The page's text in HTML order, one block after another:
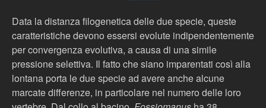
Data la distanza filogenetica delle due specie, queste
caratteristiche devono essersi evolute indipendentemente
per convergenza evolutiva, a causa di una simile
pressione selettiva. Il fatto che siano imparentati così alla
lontana porta le due specie ad avere anche alcune
marcate differenze, in particolare nel numero delle loro